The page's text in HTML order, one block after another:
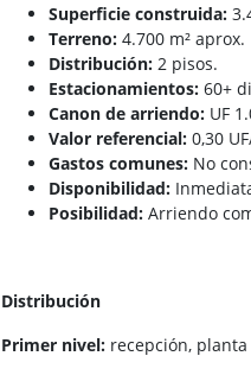
Superficie construida:
Terreno: 4.700 m² aprox.
Distribución: 2 pisos.
Estacionamientos: 60+
Canon de arriendo: UF
Valor referencial: 0,30
Gastos comunes: No
Disponibilidad:
Posibilidad: Arriendo
Distribución
Primer nivel: recepción,